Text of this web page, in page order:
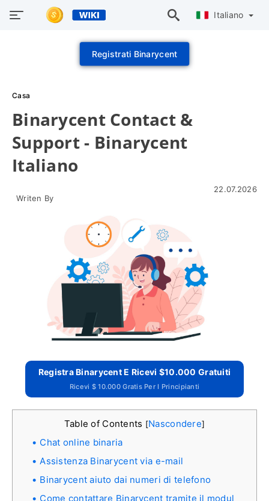
Italiano
Registrati Binarycent
Casa
Binarycent Contact &
Support - Binarycent
Italiano
Writen By
22.07.2026
Registra Binarycent E Ricevi $10.000 Gratuiti
Ricevi $ 10.000 Gratis Per I Principianti
Table of Contents [Nascondere]
Chat online binaria
Assistenza Binarycent via e-mail
Binarycent aiuto dai numeri di telefono
Come contattare Binarycent tramite il modul